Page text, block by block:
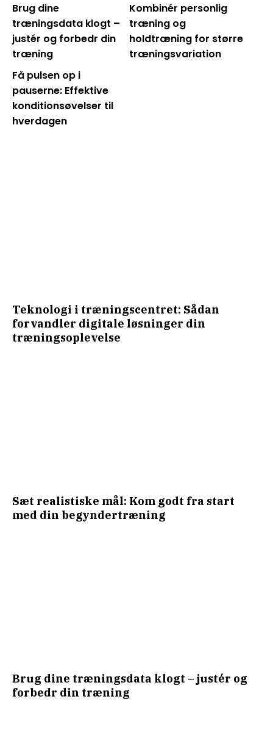
Brug dine
træningsdata klogt –
justér og forbedr din
træning
Kombinér personlig
træning og
holdtræning for større
træningsvariation
Få pulsen op i
pauserne: Effektive
konditionsøvelser til
hverdagen
Teknologi i træningscentret: Sådan
forvandler digitale løsninger din
træningsoplevelse
Sæt realistiske mål: Kom godt fra start
med din begyndertræning
Brug dine træningsdata klogt – justér og
forbedr din træning